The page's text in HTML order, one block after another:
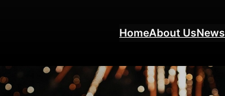
HomeAbout UsNews